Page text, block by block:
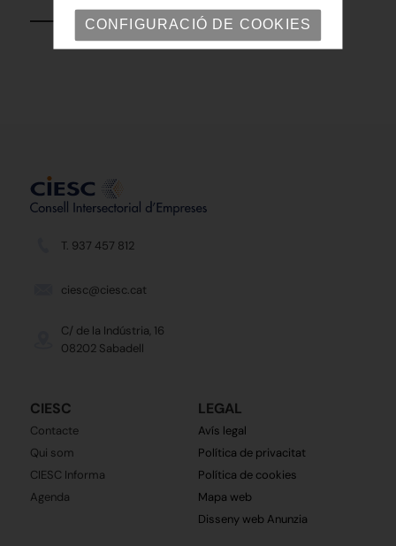
T. 937 457 812
ciesc@ciesc.cat
C/ de la Indústria, 16
08202 Sabadell
CIESC
Contacte
Qui som
CIESC Informa
Agenda
LEGAL
Avís legal
Política de privacitat
Política de cookies
Mapa web
Disseny web Anunzia
CONFIGURACIÓ DE COOKIES